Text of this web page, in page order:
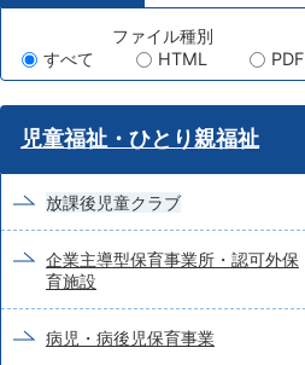
ー
ワ
ー
ド
検
索
ファイル種別
すべて
HTML PDF
児童福祉・ひとり親福祉
放課後児童クラブ
企業主導型保育事業所・認可外保
育施設
病児・病後児保育事業